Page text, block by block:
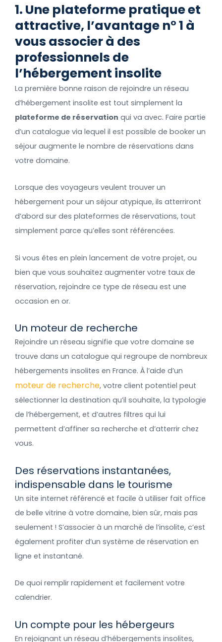
1. Une plateforme pratique et
attractive, l’avantage n° 1 à
vous associer à des
professionnels de
l’hébergement insolite
La première bonne raison de rejoindre un réseau
d’hébergement insolite est tout simplement la
plateforme de réservation qui va avec. Faire partie
d’un catalogue via lequel il est possible de booker un
séjour augmente le nombre de réservations dans
votre domaine.
Lorsque des voyageurs veulent trouver un
hébergement pour un séjour atypique, ils atterriront
d’abord sur des plateformes de réservations, tout
simplement parce qu’elles sont référencées.
Si vous êtes en plein lancement de votre projet, ou
bien que vous souhaitez augmenter votre taux de
réservation, rejoindre ce type de réseau est une
occasion en or.
Un moteur de recherche
Rejoindre un réseau signifie que votre domaine se
trouve dans un catalogue qui regroupe de nombreux
hébergements insolites en France. À l’aide d’un
moteur de recherche, votre client potentiel peut
sélectionner la destination qu’il souhaite, la typologie
de l’hébergement, et d’autres filtres qui lui
permettent d’affiner sa recherche et d’atterrir chez
vous.
Des réservations instantanées,
indispensable dans le tourisme
Un site internet référencé et facile à utiliser fait office
de belle vitrine à votre domaine, bien sûr, mais pas
seulement ! S’associer à un marché de l’insolite, c’est
également profiter d’un système de réservation en
ligne et instantané.
De quoi remplir rapidement et facilement votre
calendrier.
Un compte pour les hébergeurs
En rejoignant un réseau d’hébergements insolites,